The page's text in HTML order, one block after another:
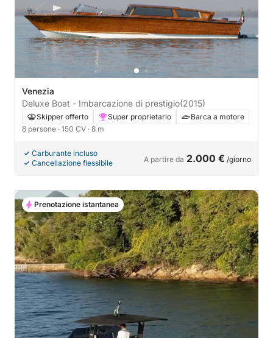
Venezia
Deluxe Boat - Imbarcazione di prestigio(2015)
Skipper offerto Super proprietario
Barca a motore
8 persone · 150 CV · 8 m
Carburante incluso
Cancellazione flessibile
A partire da 2.000 € /giorno
Prenotazione istantanea